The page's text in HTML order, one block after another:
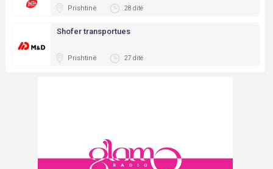
Prishtinë 28 ditë
Shofer transportues
Prishtinë 27 ditë